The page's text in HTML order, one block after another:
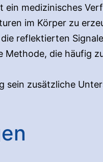
medizinisches
im Körper zu
reflektierten
Methode, die häufig
zusätzliche